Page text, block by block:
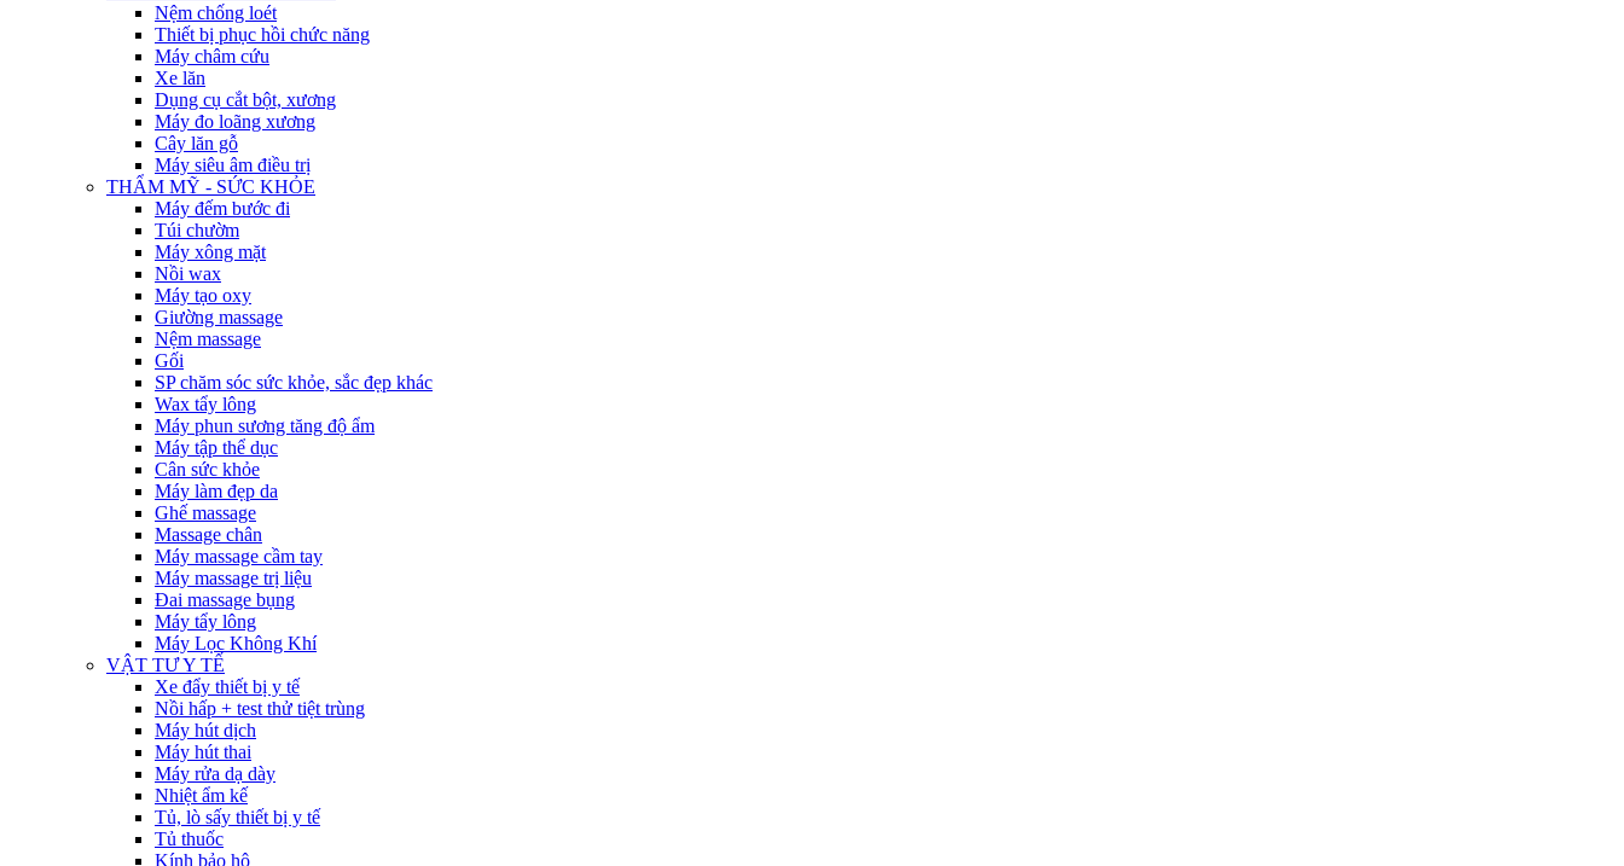
Nệm chống loét
Thiết bị phục hồi chức năng
Máy châm cứu
Xe lăn
Dụng cụ cắt bột, xương
Máy đo loãng xương
Cây lăn gỗ
Máy siêu âm điều trị
THẨM MỸ - SỨC KHỎE
Máy đếm bước đi
Túi chườm
Máy xông mặt
Nồi wax
Máy tạo oxy
Giường massage
Nệm massage
Gối
SP chăm sóc sức khỏe, sắc đẹp khác
Wax tẩy lông
Máy phun sương tăng độ ẩm
Máy tập thể dục
Cân sức khỏe
Máy làm đẹp da
Ghế massage
Massage chân
Máy massage cầm tay
Máy massage trị liệu
Đai massage bụng
Máy tẩy lông
Máy Lọc Không Khí
VẬT TƯ Y TẾ
Xe đẩy thiết bị y tế
Nồi hấp + test thử tiệt trùng
Máy hút dịch
Máy hút thai
Máy rửa dạ dày
Nhiệt ẩm kế
Tủ, lò sấy thiết bị y tế
Tủ thuốc
Kính bảo hộ